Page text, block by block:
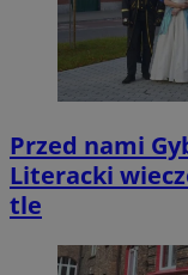
Przed nami
Literacki
tle